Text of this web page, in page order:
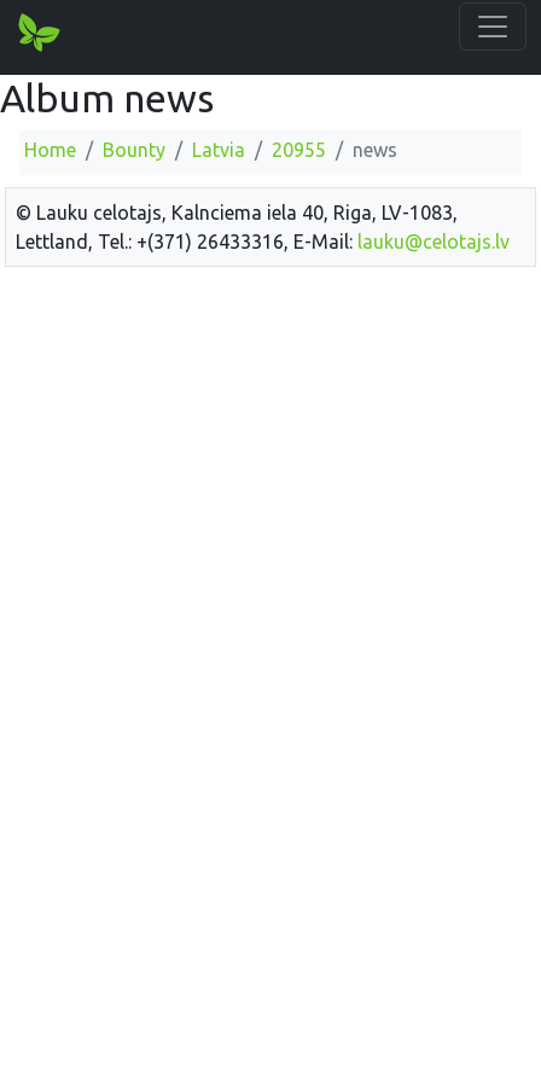
Album news
Home Bounty Latvia 20955 news
© Lauku celotajs, Kalnciema iela 40, Riga, LV-1083,
Lettland, Tel.: +(371) 26433316, E-Mail: lauku@celotajs.lv